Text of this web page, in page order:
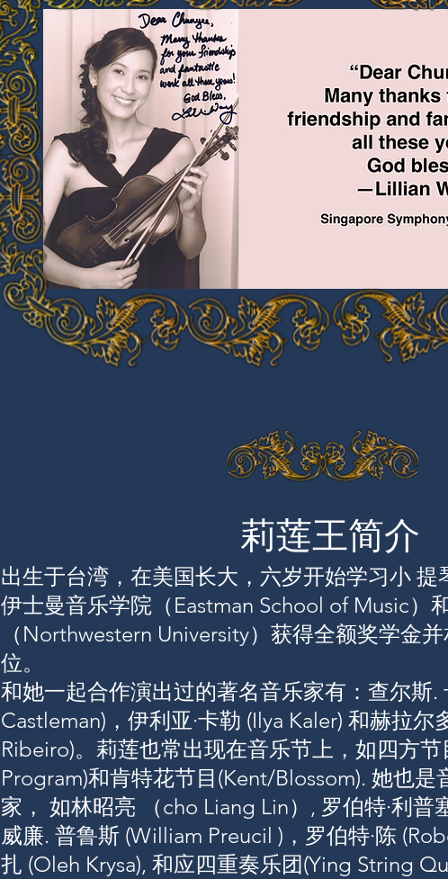
莉莲王简介
出生于台湾，在美国长大，六岁开始学习小 提
伊士曼音乐学院（Eastman School of Music）
（Northwestern University）获得全额奖学金
位。
和她一起合作演出过的著名音乐家有：查尔斯.
Castleman)，伊利亚·卡勒 (Ilya Kaler) 和赫拉尔
Ribeiro)。莉莲也常出现在音乐节上，如四方
Program)和肯特花节目(Kent/Blossom). 她也
家， 如林昭亮 （cho Liang Lin）, 罗伯特·利普
威廉. 普鲁斯 (William Preucil )，罗伯特·陈
扎 (Oleh Krysa), 和应四重奏乐团(Ying String